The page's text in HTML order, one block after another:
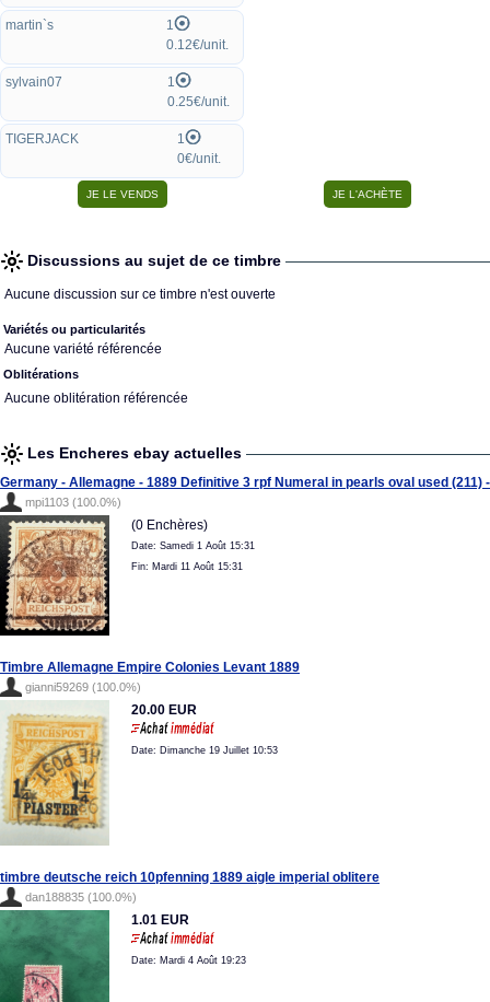
martin`s
1
0.12€/unit.
sylvain07
1
0.25€/unit.
TIGERJACK
1
0€/unit.
Discussions au sujet de ce timbre
Aucune discussion sur ce timbre n'est ouverte
Variétés ou particularités
Aucune variété référencée
Oblitérations
Aucune oblitération référencée
Les Encheres ebay actuelles
Germany - Allemagne - 1889 Definitive 3 rpf Numeral in pearls oval used (211) -
mpi1103 (100.0%)
(0 Enchères)
Date: Samedi 1 Août 15:31
Fin: Mardi 11 Août 15:31
Timbre Allemagne Empire Colonies Levant 1889
gianni59269 (100.0%)
20.00 EUR
Date: Dimanche 19 Juillet 10:53
timbre deutsche reich 10pfenning 1889 aigle imperial oblitere
dan188835 (100.0%)
1.01 EUR
Date: Mardi 4 Août 19:23